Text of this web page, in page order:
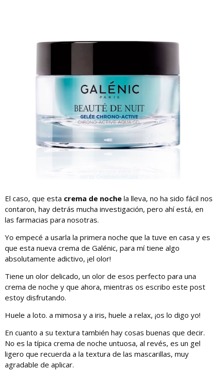
El caso, que esta crema de noche la lleva, no ha sido fácil nos
contaron, hay detrás mucha investigación, pero ahí está, en
las farmacias para nosotras.
Yo empecé a usarla la primera noche que la tuve en casa y es
que esta nueva crema de Galénic, para mí tiene algo
absolutamente adictivo, ¡el olor!
Tiene un olor delicado, un olor de esos perfecto para una
crema de noche y que ahora, mientras os escribo este post
estoy disfrutando.
Huele a loto. a mimosa y a iris, huele a relax, ¡os lo digo yo!
En cuanto a su textura también hay cosas buenas que decir.
No es la típica crema de noche untuosa, al revés, es un gel
ligero que recuerda a la textura de las mascarillas, muy
agradable de aplicar.